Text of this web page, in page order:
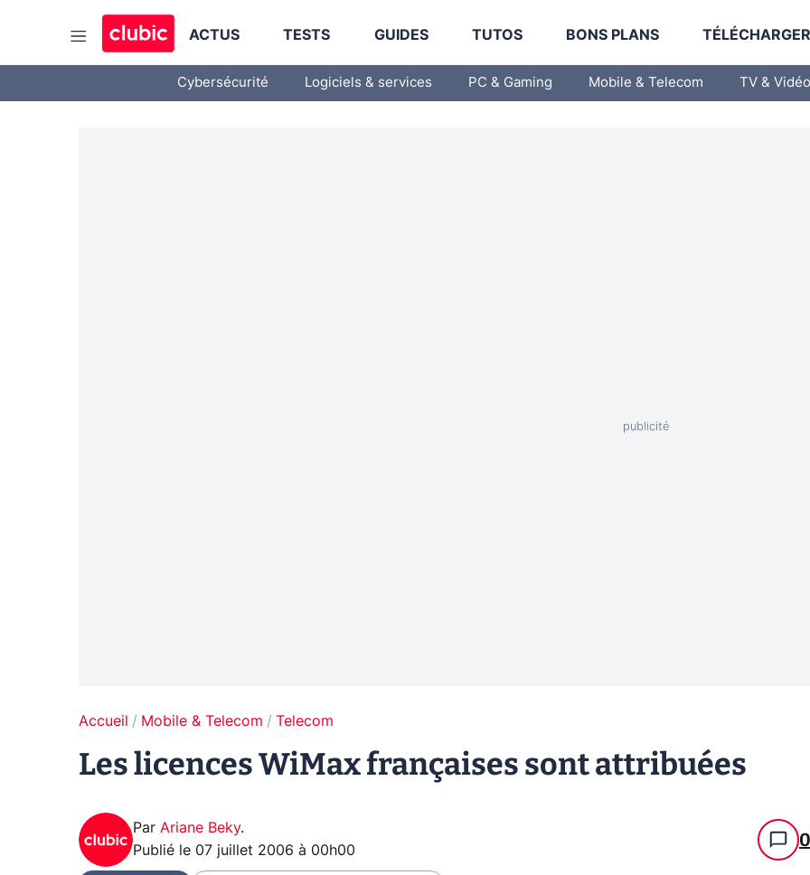
ACTUS TESTS GUIDES TUTOS BONS PLANS
Cybersécurité Logiciels & services PC & Gaming Mobile & Telecom TV & Vidéo
Accueil Mobile & Telecom Telecom
Les licences WiMax françaises sont attribuées
Par Ariane Beky.
Publié le 07 juillet 2006 à 00h00 0